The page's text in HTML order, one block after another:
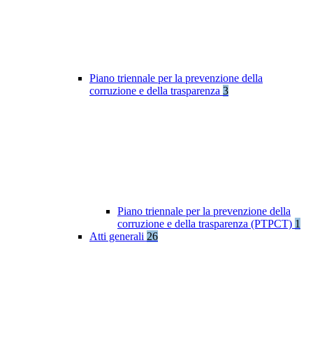
Piano triennale per la prevenzione della
corruzione e della trasparenza 3
Piano triennale per la prevenzione della
corruzione e della trasparenza (PTPCT) 1
Atti generali 26